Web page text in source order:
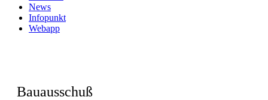
News
Infopunkt
Webapp
Bauausschuß